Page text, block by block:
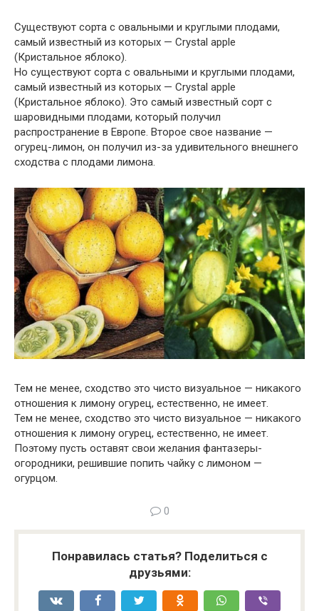
Существуют сорта с овальными и круглыми плодами,
самый известный из которых — Crystal apple
(Кристальное яблоко).
Но существуют сорта с овальными и круглыми плодами,
самый известный из которых — Crystal apple
(Кристальное яблоко). Это самый известный сорт с
шаровидными плодами, который получил
распространение в Европе. Второе свое название —
огурец-лимон, он получил из-за удивительного внешнего
сходства с плодами лимона.
Тем не менее, сходство это чисто визуальное — никакого
отношения к лимону огурец, естественно, не имеет.
Тем не менее, сходство это чисто визуальное — никакого
отношения к лимону огурец, естественно, не имеет.
Поэтому пусть оставят свои желания фантазеры-
огородники, решившие попить чайку с лимоном —
огурцом.
0
Понравилась статья? Поделиться с
друзьями: